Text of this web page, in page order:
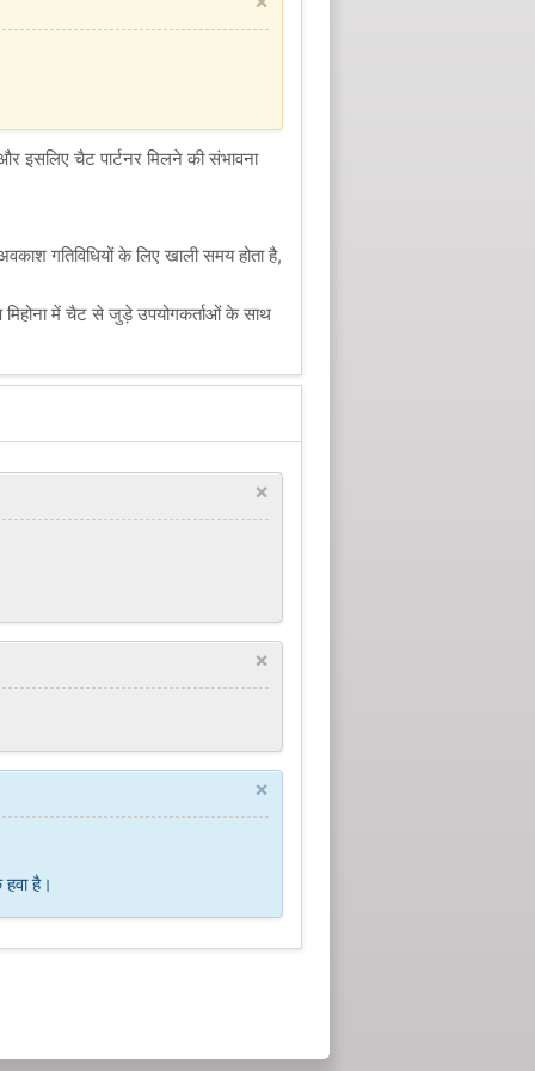
इसलिए चैट पार्टनर मिलने की संभावना
गतिविधियों के लिए खाली समय होता है,
में चैट से जुड़े उपयोगकर्ताओं के साथ
×
×
×
है।